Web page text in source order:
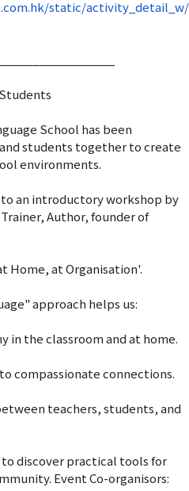
static/activity_detail_w/
School has been
students together to create
environments.
an introductory workshop by
Trainer, Author, founder of
Home, at Organisation'.
approach helps us:
in the classroom and at home.
compassionate connections.
teachers, students, and
discover practical tools for
Event Co-organisors: